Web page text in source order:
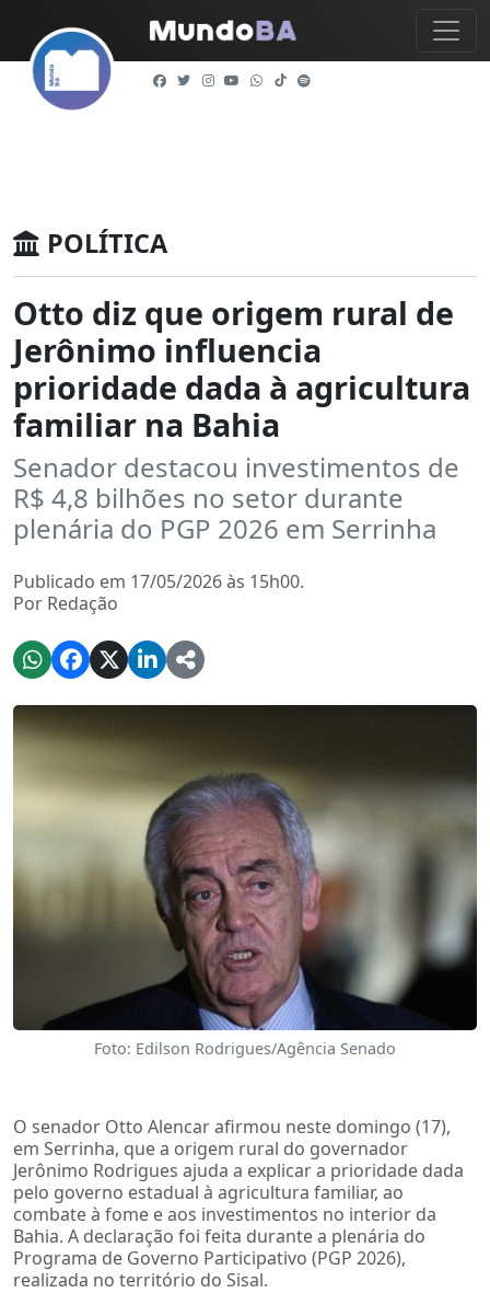
POLÍTICA
Otto diz que origem rural de
Jerônimo influencia
prioridade dada à agricultura
familiar na Bahia
Senador destacou investimentos de
R$ 4,8 bilhões no setor durante
plenária do PGP 2026 em Serrinha
Publicado em 17/05/2026 às 15h00.
Por Redação
Foto: Edilson Rodrigues/Agência Senado
O senador Otto Alencar afirmou neste domingo (17),
em Serrinha, que a origem rural do governador
Jerônimo Rodrigues ajuda a explicar a prioridade dada
pelo governo estadual à agricultura familiar, ao
combate à fome e aos investimentos no interior da
Bahia. A declaração foi feita durante a plenária do
Programa de Governo Participativo (PGP 2026),
realizada no território do Sisal.